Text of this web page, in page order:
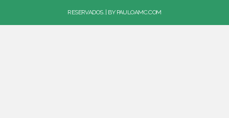
RESERVADOS. | BY PAULOAMC.COM